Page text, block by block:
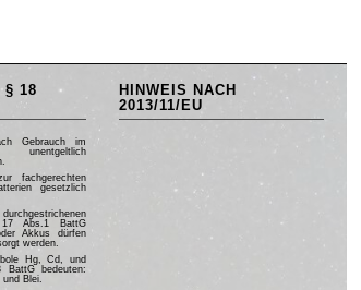
§ 18
Gebrauch im
unentgeltlich
fachgerechten
gesetzlich
Abs.1 BattG
Akkus dürfen
werden.
Hg, Cd, und
bedeuten:
und Blei.
HINWEIS NACH
2013/11/EU